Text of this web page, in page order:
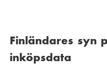
Finländares syn
inköpsdata